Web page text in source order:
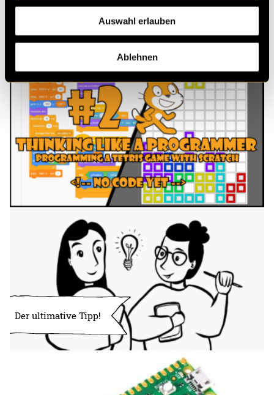
Auswahl erlauben
Ablehnen
Ähnliche Artikel
Der ultimative Tipp!